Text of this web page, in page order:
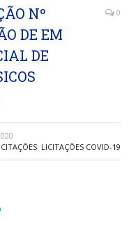
Nº
DE EM
DE
0
, LICITAÇÕES COVID-19